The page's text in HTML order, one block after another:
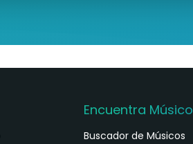
Encuentra Músico
Buscador de Músicos